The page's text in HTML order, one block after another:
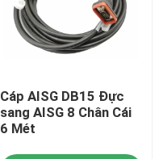
Cáp AISG DB15 Đực
sang AISG 8 Chân Cái
6 Mét